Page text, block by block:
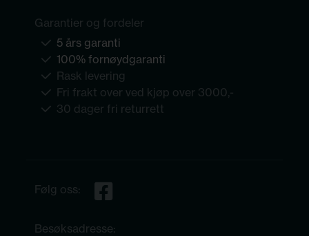
Garantier og fordeler
5 års garanti
100% fornøydgaranti
Rask levering
Fri frakt over ved kjøp over 3000,-
30 dager fri returrett
Følg oss:
Besøksadresse: